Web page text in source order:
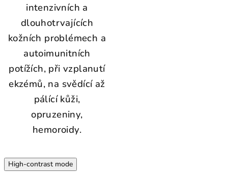
intenzivních a
dlouhotrvajících
kožních problémech a
autoimunitních
potížích, při vzplanutí
ekzémů, na svědící až
pálící kůži,
opruzeniny,
hemoroidy.
High-contrast mode